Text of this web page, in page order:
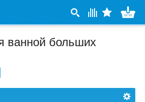
ванной больших